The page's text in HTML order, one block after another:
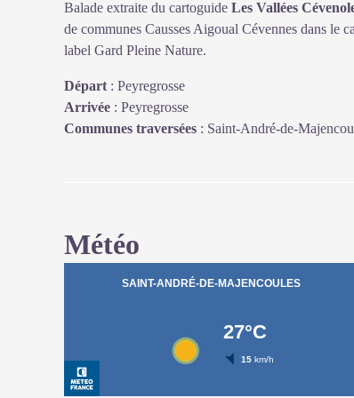
Balade extraite du cartoguide Les Vallées
de communes Causses Aigoual Cévennes dans le
label Gard Pleine Nature.
Départ : Peyregrosse
Arrivée : Peyregrosse
Communes traversées : Saint-André-de-
Météo